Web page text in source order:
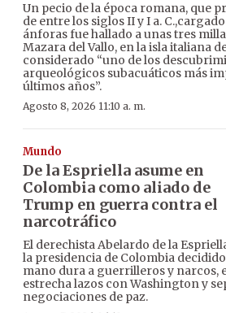
Un pecio de la época romana, que
de entre los siglos II y I a.
ánforas fue hallado a unas tres
Mazara del Vallo, en la isla italiana
considerado “uno de los
arqueológicos subacuáticos más
últimos años”.
Agosto 8, 2026 11:10 a. m.
Mundo
De la Espriella asume en
Colombia como aliado de
Trump en guerra contra el
narcotráfico
El derechista Abelardo de la
la presidencia de Colombia
mano dura a guerrilleros y narcos,
estrecha lazos con Washington y
negociaciones de paz.